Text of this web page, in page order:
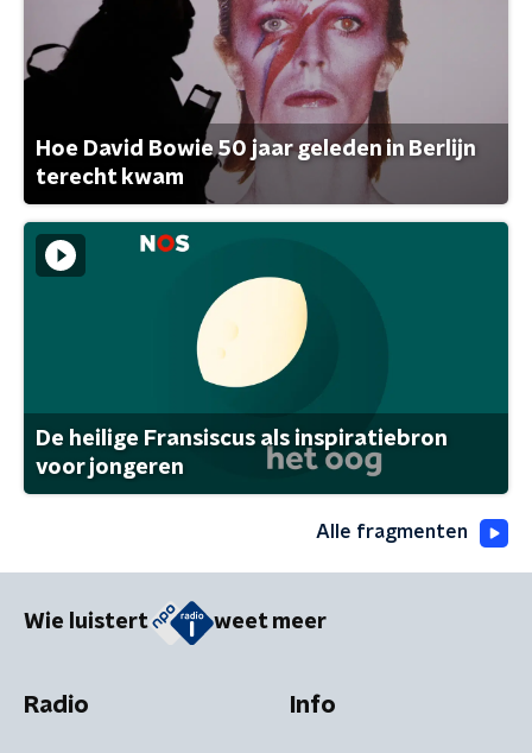
Hoe David Bowie 50 jaar geleden in Berlijn
terecht kwam
De heilige Fransiscus als inspiratiebron
voor jongeren
Alle fragmenten
Wie luistert weet meer
Radio Info